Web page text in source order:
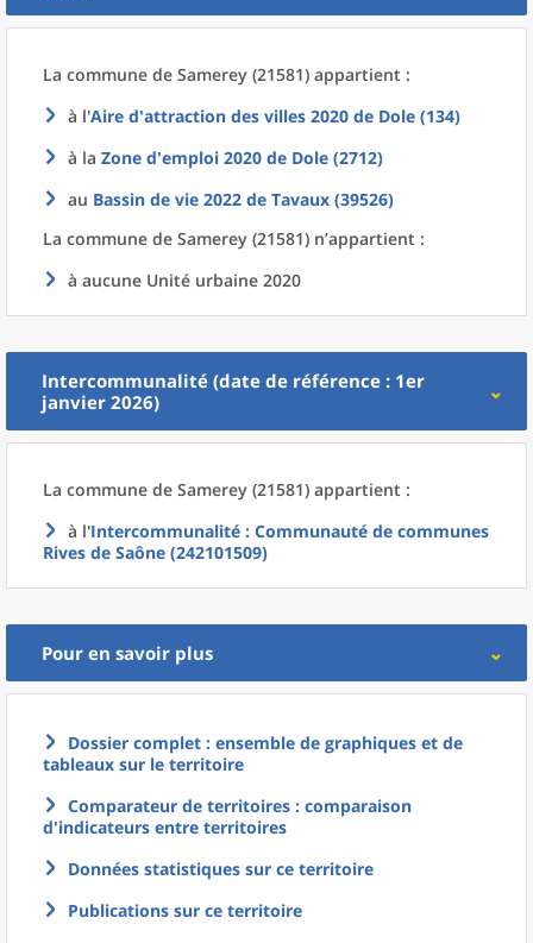
La commune de Samerey (21581) appartient :
à l'Aire d'attraction des villes 2020 de Dole (134)
à la Zone d'emploi 2020 de Dole (2712)
au Bassin de vie 2022 de Tavaux (39526)
La commune de Samerey (21581) n’appartient :
à aucune Unité urbaine 2020
Intercommunalité (date de référence : 1er
janvier 2026)
La commune de Samerey (21581) appartient :
à l'Intercommunalité : Communauté de communes
Rives de Saône (242101509)
Pour en savoir plus
Dossier complet : ensemble de graphiques et de
tableaux sur le territoire
Comparateur de territoires : comparaison
d'indicateurs entre territoires
Données statistiques sur ce territoire
Publications sur ce territoire